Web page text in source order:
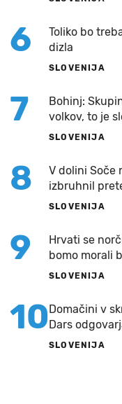
6
Toliko bo
dizla
SLOVENIJA
7
Bohinj:
volkov, to je
SLOVENIJA
8
V dolini Soče
izbruhnil
SLOVENIJA
9
Hrvati se
bomo morali
SLOVENIJA
10Domačini v
Dars
SLOVENIJA